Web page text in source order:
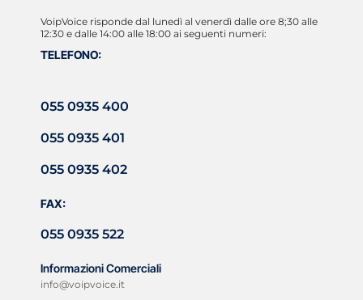
VoipVoice risponde dal lunedì al venerdì dalle ore 8;30 alle
12:30 e dalle 14:00 alle 18:00 ai seguenti numeri:
TELEFONO:
055 0935 400
055 0935 401
055 0935 402
FAX:
055 0935 522
Informazioni Comerciali
info@voipvoice.it